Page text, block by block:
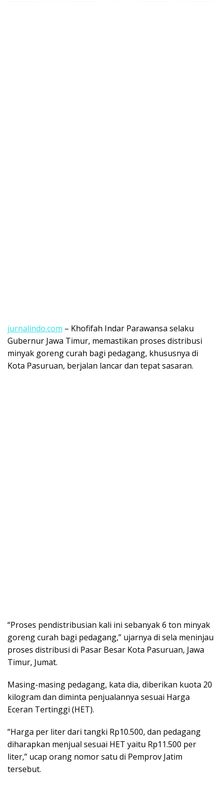
jurnalindo.com – Khofifah Indar Parawansa selaku
Gubernur Jawa Timur, memastikan proses distribusi
minyak goreng curah bagi pedagang, khususnya di
Kota Pasuruan, berjalan lancar dan tepat sasaran.
“Proses pendistribusian kali ini sebanyak 6 ton minyak
goreng curah bagi pedagang,” ujarnya di sela meninjau
proses distribusi di Pasar Besar Kota Pasuruan, Jawa
Timur, Jumat.
Masing-masing pedagang, kata dia, diberikan kuota 20
kilogram dan diminta penjualannya sesuai Harga
Eceran Tertinggi (HET).
“Harga per liter dari tangki Rp10.500, dan pedagang
diharapkan menjual sesuai HET yaitu Rp11.500 per
liter,” ucap orang nomor satu di Pemprov Jatim
tersebut.